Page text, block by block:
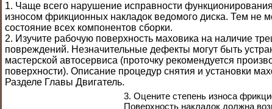
1. Чаще всего нарушение исправности
износом фрикционных накладок ведомого диска. Тем не
состояние всех компонентов сборки.
2. Изучите рабочую поверхность маховика на наличие
повреждений. Незначительные дефекты могут быть
мастерской автосервиса (проточку рекомендуется
поверхности). Описание процедур снятия и установки
Разделе Главы Двигатель.
3. Оцените степень износа
Поверхность накладок должна